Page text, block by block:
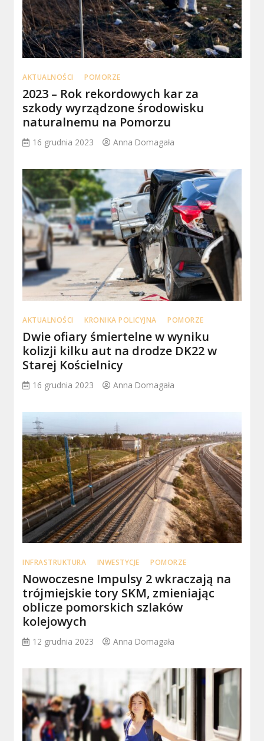
AKTUALNOŚCI POMORZE
2023 – Rok rekordowych kar za
szkody wyrządzone środowisku
naturalnemu na Pomorzu
16 grudnia 2023 Anna Domagała
AKTUALNOŚCI KRONIKA POLICYJNA POMORZE
Dwie ofiary śmiertelne w wyniku
kolizji kilku aut na drodze DK22 w
Starej Kościelnicy
16 grudnia 2023 Anna Domagała
INFRASTRUKTURA INWESTYCJE POMORZE
Nowoczesne Impulsy 2 wkraczają na
trójmiejskie tory SKM, zmieniając
oblicze pomorskich szlaków
kolejowych
12 grudnia 2023 Anna Domagała